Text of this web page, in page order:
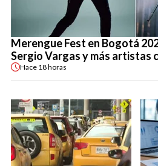
Merengue Fest en Bogotá
Sergio Vargas y más artistas
Hace 18 horas